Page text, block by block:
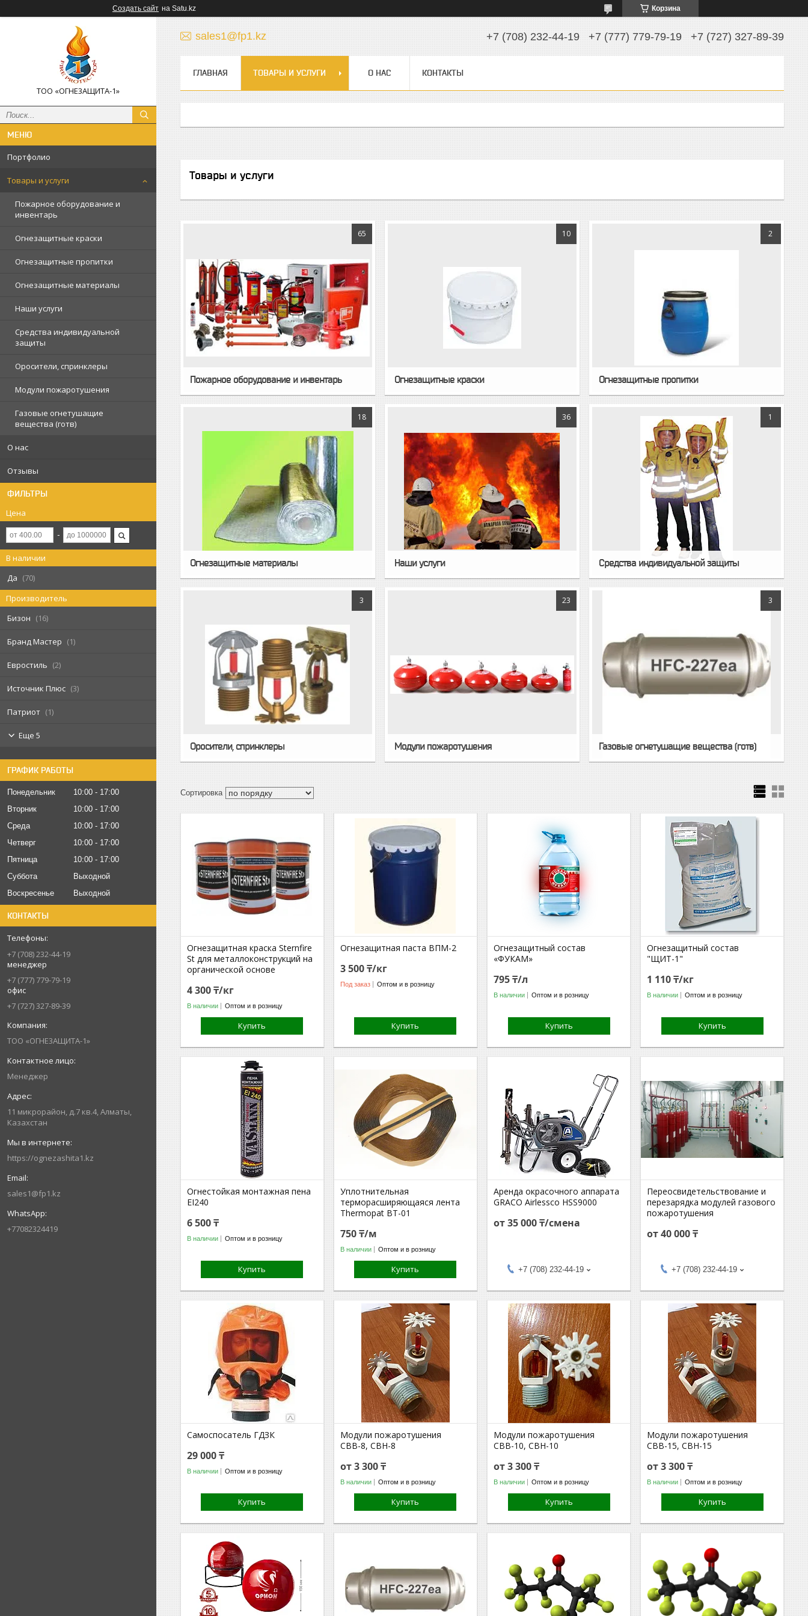
Создать сайт на Satu.kz Корзина
TOO «OГHE3AЩИTА-1»
Портфолио
Товары и услуги
Пожарное оборудование и
инвентарь
Огнезащитные краски
Огнезащитные пропитки
Огнезащитные материалы
Наши услуги
Средства индивидуальной
защиты
Оросители, спринклеры
Модули пожаротушения
Газовые огнетушащие
вещества (готв)
О нас
Отзывы
ФИЛЬТРЫ
Цена
В наличии
Да
70
Производитель
Бизон
16
Бранд Мастер 1
Евростиль 2
Источник Плюс 3
Патриот 1
Еще 5
ГРАФИК РАБОТЫ
Понедельник 10:00
17:00
Вторник
10:00
17:00
Среда
10:00
17:00
Четверг
10:00
17:00
Пятница
10:00
17:00
Суббота
Выходной
Воскресенье
Выходной
КОНТАКТЫ
+7 (708) 232-44-19
менеджер
+7 (777) 779-79-19
офис
+7 (727) 327-89-39
TOO «OГHE3AЩИTА-1»
Менеджер
11 микрорайон, д.7 кв.4, Алматы,
Казахстан
https://ognezashita1.kz
sales1@fp1.kz
+77082324419
sales1@fp1.kz +7 (708) 232-44-19 +7 (777) 779-79-19 +7 (727) 327-89-39
ГЛАВНАЯ ТОВАРЫ И УСЛУГИ О НАС КОНТАКТЫ
Товары и услуги
65
Пожарное оборудование и инвентарь
10
Огнезащитные краски
2
Огнезащитные пропитки
18
Огнезащитные материалы
36
Наши услуги
1
Средства индивидуальной защиты
3
Оросители, спринклеры
23
Модули пожаротушения
3
Газовые огнетушащие вещества (готв)
Огнезащитная краска Sternfire
St для металлоконструкций на
органической основе
4 300 ₸/кг
В наличии Оптом и в розницу
Купить
Огнезащитная паста ВПМ-2
3 500 ₸/кг
Под заказ Оптом и в розницу
Купить
Огнезащитный состав
«ФУКАМ»
795 ₸/л
В наличии Оптом и в розницу
Купить
Огнезащитный состав
"ЩИТ-1"
1 110 ₸/кг
В наличии Оптом и в розницу
Купить
Огнестойкая монтажная пена
EI240
6 500 ₸
В наличии Оптом и в розницу
Купить
Уплотнительная
терморасширяющаяся лента
Thermopat BT-01
750 ₸/м
В наличии Оптом и в розницу
Купить
Аренда окрасочного аппарата
GRACO Airlessco HSS9000
от 35 000 ₸/смена
+7 (708) 232-44-19
Переосвидетельствование и
перезарядка модулей газового
пожаротушения
от 40 000 ₸
+7 (708) 232-44-19
Самоспосатель ГДЗК
29 000 ₸
В наличии Оптом и в розницу
Купить
Модули пожаротушения
СВВ-8, СВН-8
от 3 300 ₸
В наличии Оптом и в розницу
Купить
Модули пожаротушения
СВВ-10, СВН-10
от 3 300 ₸
В наличии Оптом и в розницу
Купить
Модули пожаротушения
СВВ-15, СВН-15
от 3 300 ₸
В наличии Оптом и в розницу
Купить